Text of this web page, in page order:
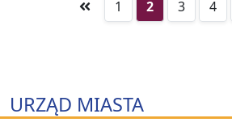
1 2 3 4
URZĄD MIASTA